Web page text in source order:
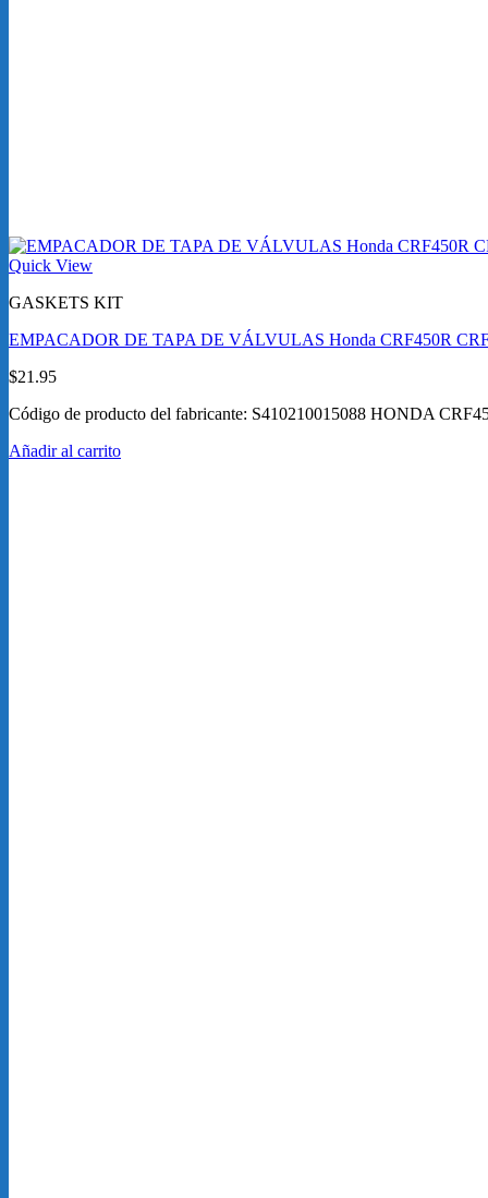
Quick View
GASKETS KIT
EMPACADOR DE TAPA DE VÁLVULAS Honda CRF450R
$21.95
Código de producto del fabricante: S410210015088 HONDA
Añadir al carrito